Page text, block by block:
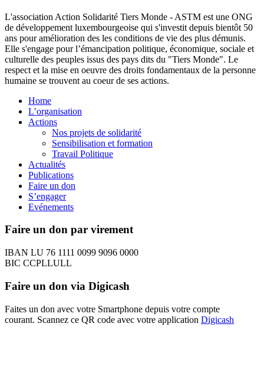
L'association Action Solidarité Tiers Monde - ASTM est une ONG
de développement luxembourgeoise qui s'investit depuis bientôt 50
ans pour amélioration des les conditions de vie des plus démunis.
Elle s'engage pour l’émancipation politique, économique, sociale et
culturelle des peuples issus des pays dits du "Tiers Monde". Le
respect et la mise en oeuvre des droits fondamentaux de la personne
humaine se trouvent au coeur de ses actions.
Home
L’organisation
Actions
Nos projets de solidarité
Sensibilisation et formation
Travail Politique
Actualités
Publications
Faire un don
S’engager
Evénements
Faire un don par virement
IBAN LU 76 1111 0099 9096 0000
BIC CCPLLULL
Faire un don via Digicash
Faites un don avec votre Smartphone depuis votre compte
courant. Scannez ce QR code avec votre application Digicash